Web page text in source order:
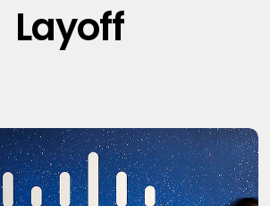
Layoff